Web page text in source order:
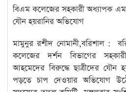
বিএম কলেজের সহকারী অধ্যাপক এম
যৌন হয়রানির অভিযোগ
মামুনুর রশীদ নোমানী,বরিশাল :
কলেজের দর্শন বিভাগের
আহমেদের বিরুদ্ধে ছাত্রীদের যৌন
পড়তে চাপ দেওয়ার অভিযোগ